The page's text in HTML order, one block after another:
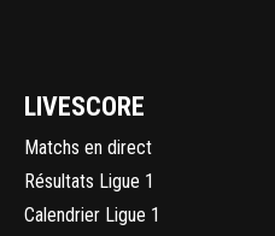
LIVESCORE
Matchs en direct
Résultats Ligue 1
Calendrier Ligue 1